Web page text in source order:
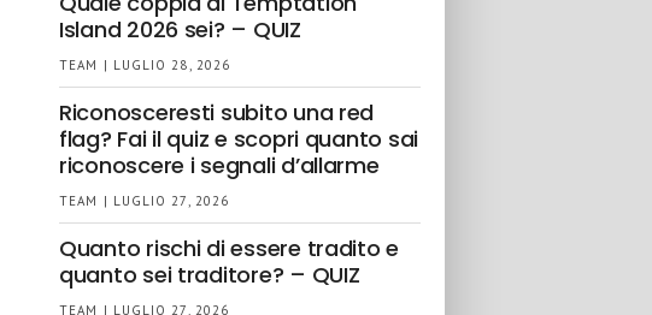
Island 2026 sei? – QUIZ
TEAM | LUGLIO 28, 2026
Riconosceresti subito una red
flag? Fai il quiz e scopri quanto sai
riconoscere i segnali d’allarme
TEAM | LUGLIO 27, 2026
Quanto rischi di essere tradito e
quanto sei traditore? – QUIZ
TEAM | LUGLIO 27, 2026